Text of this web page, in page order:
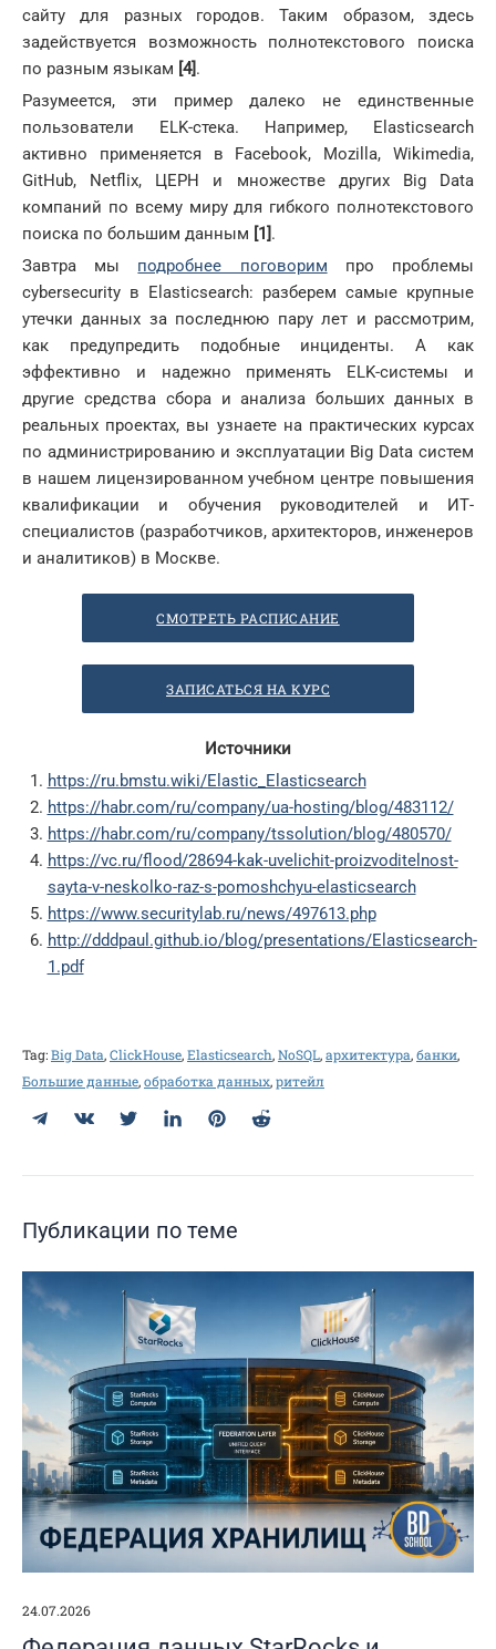
сайту для разных городов. Таким образом, здесь
задействуется возможность полнотекстового поиска
по разным языкам [4].
Разумеется, эти пример далеко не единственные
пользователи ELK-стека. Например, Elasticsearch
активно применяется в Facebook, Mozilla, Wikimedia,
GitHub, Netflix, ЦЕРН и множестве других Big Data
компаний по всему миру для гибкого полнотекстового
поиска по большим данным [1].
Завтра мы подробнее поговорим про проблемы
cybersecurity в Elasticsearch: разберем самые крупные
утечки данных за последнюю пару лет и рассмотрим,
как предупредить подобные инциденты. А как
эффективно и надежно применять ELK-системы и
другие средства сбора и анализа больших данных в
реальных проектах, вы узнаете на практических курсах
по администрированию и эксплуатации Big Data систем
в нашем лицензированном учебном центре повышения
квалификации и обучения руководителей и ИТ-
специалистов (разработчиков, архитекторов, инженеров
и аналитиков) в Москве.
СМОТРЕТЬ РАСПИСАНИЕ
ЗАПИСАТЬСЯ НА КУРС
Источники
https://ru.bmstu.wiki/Elastic_Elasticsearch
https://habr.com/ru/company/ua-hosting/blog/483112/
https://habr.com/ru/company/tssolution/blog/480570/
https://vc.ru/flood/28694-kak-uvelichit-proizvoditelnost-
sayta-v-neskolko-raz-s-pomoshchyu-elasticsearch
https://www.securitylab.ru/news/497613.php
http://dddpaul.github.io/blog/presentations/Elasticsearch-
1.pdf
Tag:Big Data,ClickHouse,Elasticsearch,NoSQL,архитектура,банки,
Большие данные,обработка данных,ритейл
ВКонтакте
Twitter LinkedInPinterest
Публикации по теме
24.07.2026